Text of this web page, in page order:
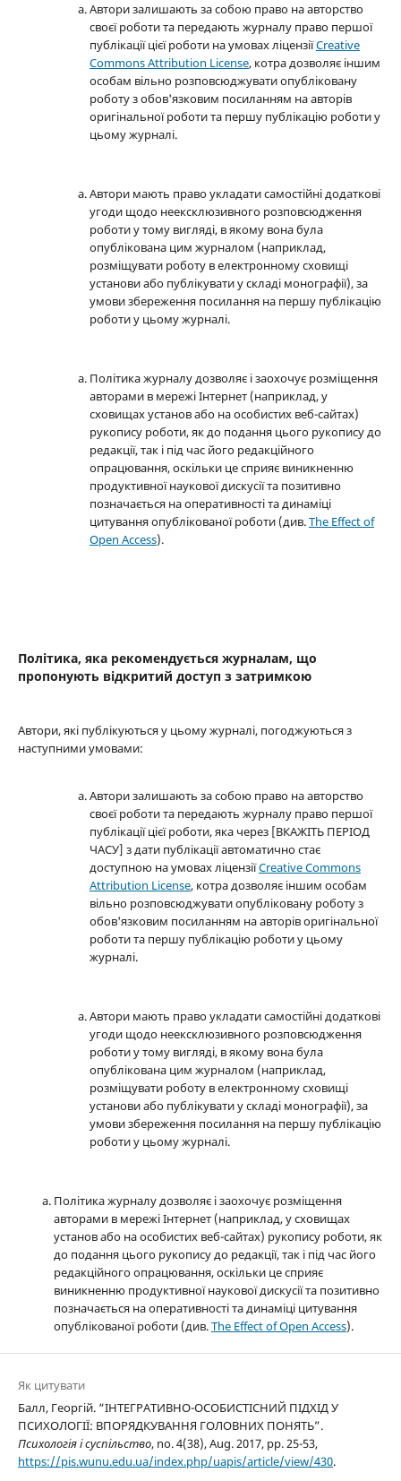
Автори залишають за собою право на авторство
своєї роботи та передають журналу право першої
публікації цієї роботи на умовах ліцензіїCreative
Commons Attribution License, котра дозволяє іншим
особам вільно розповсюджувати опубліковану
роботу з обов'язковим посиланням на авторів
оригінальної роботи та першу публікацію роботи у
цьому журналі.
Автори мають право укладати самостійні додаткові
угоди щодо неексклюзивного розповсюдження
роботи у тому вигляді, в якому вона була
опублікована цим журналом (наприклад,
розміщувати роботу в електронному сховищі
установи або публікувати у складі монографії), за
умови збереження посилання на першу публікацію
роботи у цьому журналі.
Політика журналу дозволяє і заохочує розміщення
авторами в мережі Інтернет (наприклад, у
сховищах установ або на особистих веб-сайтах)
рукопису роботи, як до подання цього рукопису до
редакції, так і під час його редакційного
опрацювання, оскільки це сприяє виникненню
продуктивної наукової дискусії та позитивно
позначається на оперативності та динаміці
цитування опублікованої роботи (див.The Effect of
Open Access).
Політика, яка рекомендується журналам, що
пропонують відкритий доступ з затримкою
Автори, які публікуються у цьому журналі, погоджуються з
наступними умовами:
Автори залишають за собою право на авторство
своєї роботи та передають журналу право першої
публікації цієї роботи, яка через [ВКАЖІТЬ ПЕРІОД
ЧАСУ] з дати публікації автоматично стає
доступною на умовах ліцензіїCreative Commons
Attribution License, котра дозволяє іншим особам
вільно розповсюджувати опубліковану роботу з
обов'язковим посиланням на авторів оригінальної
роботи та першу публікацію роботи у цьому
журналі.
Автори мають право укладати самостійні додаткові
угоди щодо неексклюзивного розповсюдження
роботи у тому вигляді, в якому вона була
опублікована цим журналом (наприклад,
розміщувати роботу в електронному сховищі
установи або публікувати у складі монографії), за
умови збереження посилання на першу публікацію
роботи у цьому журналі.
Політика журналу дозволяє і заохочує розміщення
авторами в мережі Інтернет (наприклад, у сховищах
установ або на особистих веб-сайтах) рукопису роботи, як
до подання цього рукопису до редакції, так і під час його
редакційного опрацювання, оскільки це сприяє
виникненню продуктивної наукової дискусії та позитивно
позначається на оперативності та динаміці цитування
опублікованої роботи (див.The Effect of Open Access).
Як цитувати
Балл, Георгій. “ІНТЕГРАТИВНО-ОСОБИСТІСНИЙ ПІДХІД У
ПСИХОЛОГІЇ: ВПОРЯДКУВАННЯ ГОЛОВНИХ ПОНЯТЬ”.
Психологія і суспільство, no. 4(38), Aug. 2017, pp. 25-53,
https://pis.wunu.edu.ua/index.php/uapis/article/view/430.